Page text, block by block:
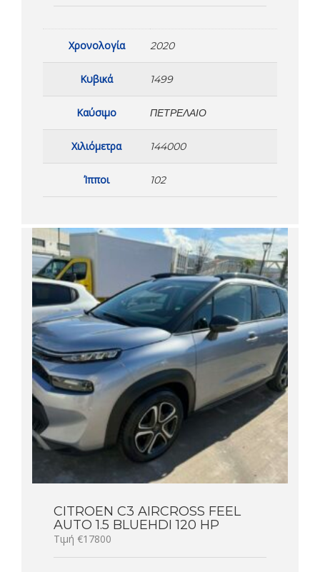
Χρονολογία 2020
Κυβικά 1499
Καύσιμο ΠΕΤΡΈΛΑΙΟ
Χιλιόμετρα 144000
Ίπποι 102
CITROEN C3 AIRCROSS FEEL
AUTO 1.5 BLUEHDI 120 HP
Τιμή €17800